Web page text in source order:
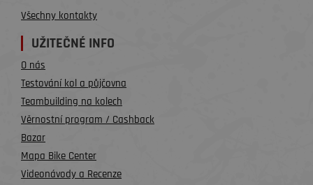
Všechny kontakty
UŽITEČNÉ INFO
O nás
Testování kol a půjčovna
Teambuilding na kolech
Věrnostní program / Cashback
Bazar
Mapa Bike Center
Videonávody a Recenze